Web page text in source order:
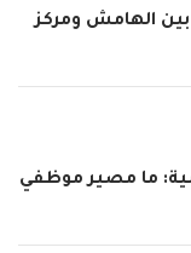
بين الهامش ومركز
ما مصير موظفي